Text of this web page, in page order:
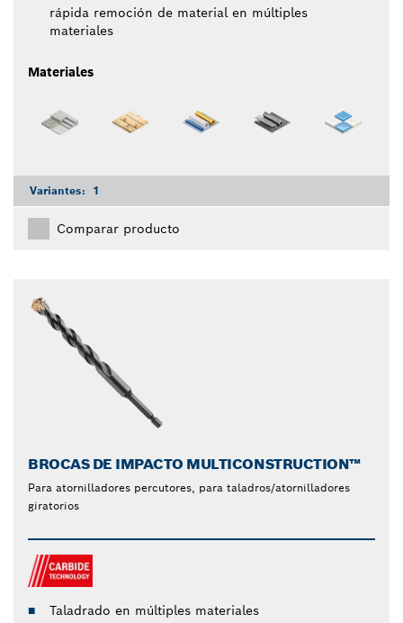
rápida remoción de material en múltiples
materiales
Materiales
Variantes: 1
Comparar producto
BROCAS DE IMPACTO MULTICONSTRUCTION™
Para atornilladores percutores, para taladros/atornilladores
giratorios
Taladrado en múltiples materiales